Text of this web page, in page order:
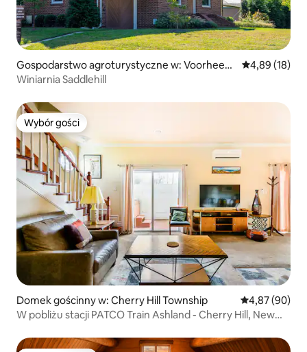
Gospodarstwo agroturystyczne w: Voorhees
Township
Średnia
4,89 (18)
Winiarnia Saddlehill
Wybór gości
Wybór gości
Domek gościnny w: Cherry Hill Township Średnia
4,87 (90)
W pobliżu stacji PATCO Train Ashland - Cherry Hill, New